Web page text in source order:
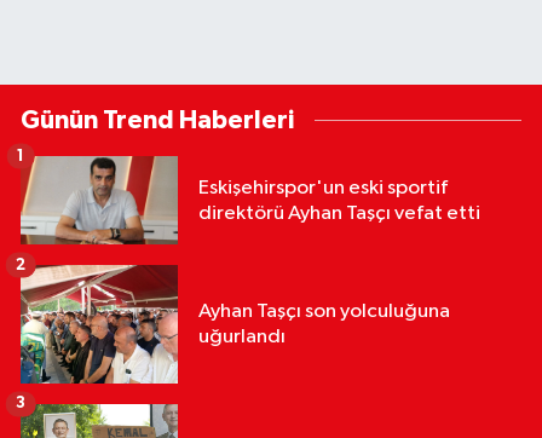
Günün Trend Haberleri
Eskişehirspor'un eski sportif
direktörü Ayhan Taşçı vefat etti
1
Ayhan Taşçı son yolculuğuna
uğurlandı
2
3